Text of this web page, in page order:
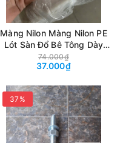
Màng Nilon Màng Nilon PE
Lót Sàn Đổ Bê Tông Dày
0.3mm | Khổ 1.2m Mở 2.4m
| Cuộn 55–60kg | Chống
Măng
74.000₫
37.000₫
37%